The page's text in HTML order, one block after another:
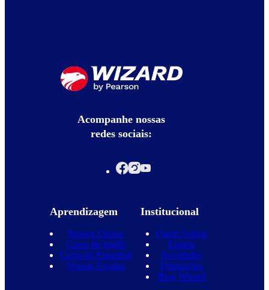
Acompanhe nossas
redes sociais:
Aprendizagem
Nossos Cursos
Curso de Inglês
Curso de Espanhol
Nossas Escolas
Institucional
Quem Somos
Equipe
Novidades
Promoções
Blog Wizard